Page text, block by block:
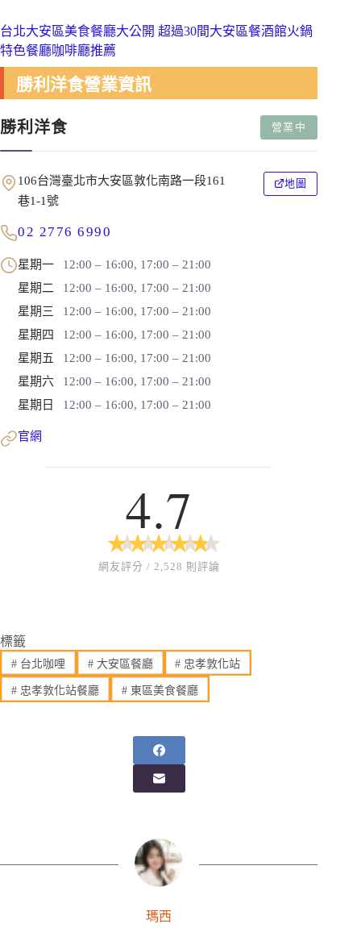
台北大安區美食餐廳大公開 超過30間大安區餐酒館火鍋
特色餐廳咖啡廳推薦
勝利洋食營業資訊
勝利洋食 營業中
106台灣臺北市大安區敦化南路一段161
巷1-1號
地圖
02 2776 6990
星期一
12:00 – 16:00, 17:00 – 21:00
星期二
12:00 – 16:00, 17:00 – 21:00
星期三
12:00 – 16:00, 17:00 – 21:00
星期四
12:00 – 16:00, 17:00 – 21:00
星期五
12:00 – 16:00, 17:00 – 21:00
星期六
12:00 – 16:00, 17:00 – 21:00
星期日
12:00 – 16:00, 17:00 – 21:00
官網
4.7
★
★ ★
★ ★
★ ★
★ ★
★
網友評分 / 2,528 則評論
標籤
#台北咖哩 #大安區餐廳 # 忠孝敦化站
#忠孝敦化站餐廳 #東區美食餐廳
瑪西